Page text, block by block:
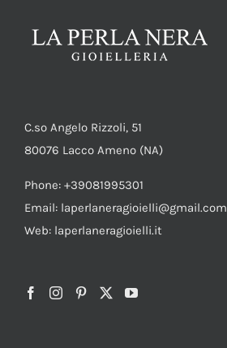
C.so Angelo Rizzoli, 51
80076 Lacco Ameno (NA)
Phone: +39081995301
Email: laperlaneragioielli@gmail.com
Web: laperlaneragioielli.it